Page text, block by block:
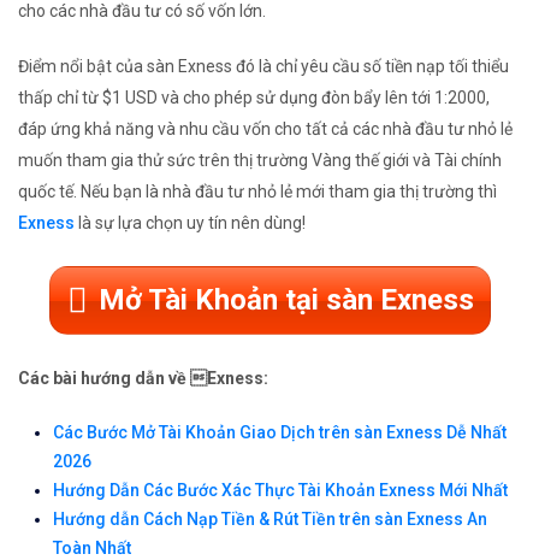
cho các nhà đầu tư có số vốn lớn.
Điểm nổi bật của sàn Exness đó là chỉ yêu cầu số tiền nạp tối thiểu
thấp chỉ từ $1 USD và cho phép sử dụng đòn bẩy lên tới 1:2000,
đáp ứng khả năng và nhu cầu vốn cho tất cả các nhà đầu tư nhỏ lẻ
muốn tham gia thử sức trên thị trường Vàng thế giới và Tài chính
quốc tế. Nếu bạn là nhà đầu tư nhỏ lẻ mới tham gia thị trường thì
Exness là sự lựa chọn uy tín nên dùng!
Mở Tài Khoản tại sàn Exness
Các bài hướng dẫn về Exness:
Các Bước Mở Tài Khoản Giao Dịch trên sàn Exness Dễ Nhất
2026
Hướng Dẫn Các Bước Xác Thực Tài Khoản Exness Mới Nhất
Hướng dẫn Cách Nạp Tiền & Rút Tiền trên sàn Exness An
Toàn Nhất